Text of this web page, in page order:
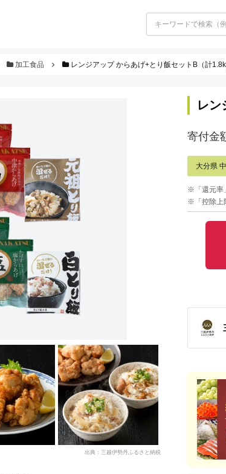
加工食品 レンジアップ からあげ+とり飯セットB（計
出典：三越伊勢丹ふるさと納税
レン
寄付金
大分県
※「還元率
※「控除上